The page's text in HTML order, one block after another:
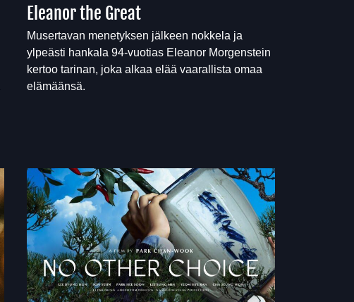
Eleanor the Great
Musertavan menetyksen jälkeen nokkela ja
ylpeästi hankala 94-vuotias Eleanor Morgenstein
kertoo tarinan, joka alkaa elää vaarallista omaa
elämäänsä.